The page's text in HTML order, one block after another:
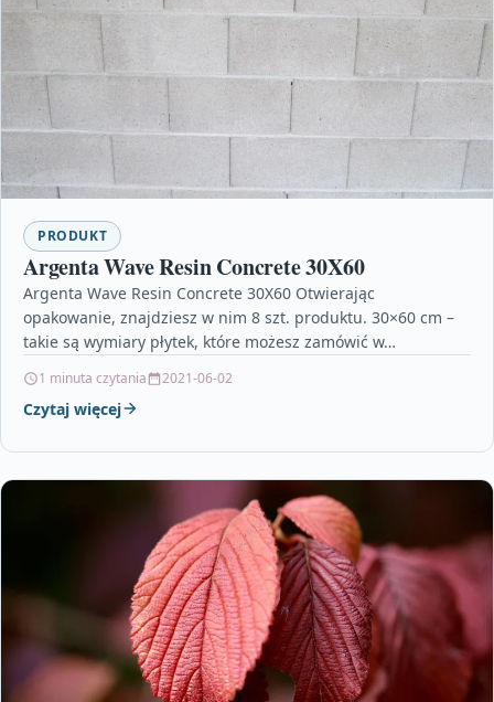
PRODUKT
Argenta Wave Resin Concrete 30X60
Argenta Wave Resin Concrete 30X60 Otwierając
opakowanie, znajdziesz w nim 8 szt. produktu. 30×60 cm –
takie są wymiary płytek, które możesz zamówić w…
1 minuta czytania 2021-06-02
Czytaj więcej